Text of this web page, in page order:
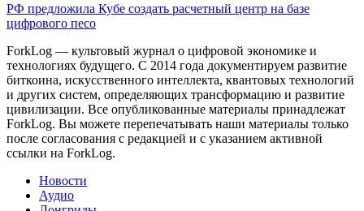
РФ предложила Кубе создать расчетный центр на базе
цифрового песо
ForkLog — культовый журнал о цифровой экономике и
технологиях будущего. С 2014 года документируем развитие
биткоина, искусственного интеллекта, квантовых технологий
и других систем, определяющих трансформацию и развитие
цивилизации. Все опубликованные материалы принадлежат
ForkLog. Вы можете перепечатывать наши материалы только
после согласования с редакцией и с указанием активной
ссылки на ForkLog.
Новости
Аудио